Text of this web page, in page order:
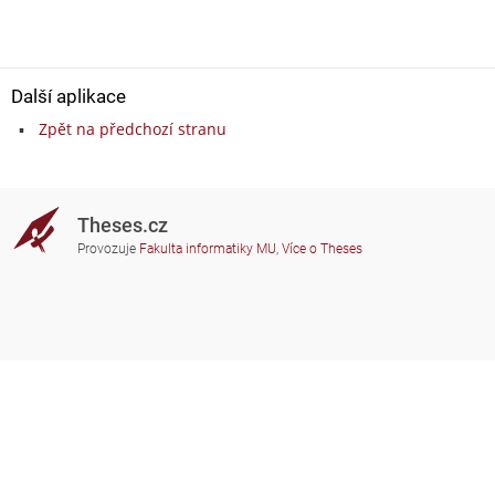
Další aplikace
Zpět na předchozí stranu
Theses.cz
Provozuje Fakulta informatiky MU, Více o Theses